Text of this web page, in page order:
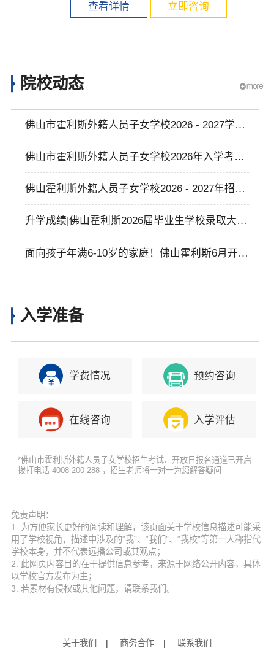
查看详情 立即咨询
院校动态
佛山市霍利斯外籍人员子女学校2026 - 2027学年
学杂费标准
佛山市霍利斯外籍人员子女学校2026年入学考试
申请须知
佛山霍利斯外籍人员子女学校2026 - 2027年招生
简章
升学成绩|佛山霍利斯2026届毕业生学校录取大丰
收，助力学生多元升学与个性化发展
面向孩子年满6-10岁的家庭！佛山霍利斯6月开放
入学准备
学费情况 预约咨询
在线咨询 入学评估
*佛山市霍利斯外籍人员子女学校招生考试、开放日报名通道已开启
拨打电话 4008-200-288 ，招生老师将一对一为您解答疑问
免责声明：
1. 为方便家长更好的阅读和理解，该页面关于学校信息描述可能采
用了学校视角，描述中涉及的“我”、“我们”、“我校”等第一人称指代
学校本身，并不代表远播公司或其观点；
2. 此网页内容目的在于提供信息参考，来源于网络公开内容，具体
以学校官方发布为主；
3. 若素材有侵权或其他问题，请联系我们。
关于我们 | 商务合作 | 联系我们